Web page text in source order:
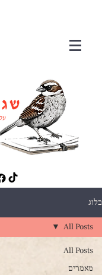
בלוג
All Posts
מאמרים
All Posts